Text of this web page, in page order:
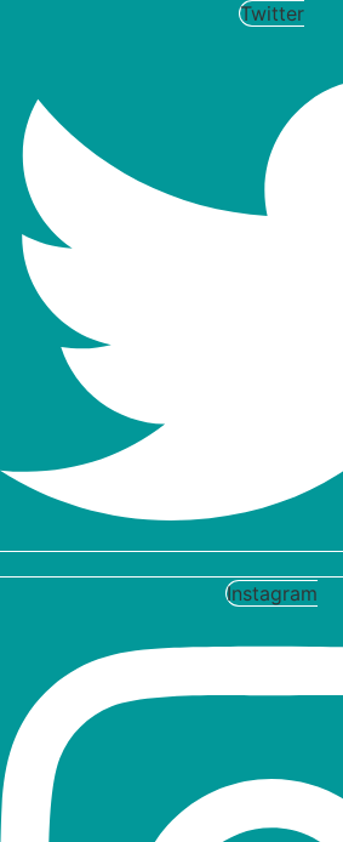
Twitter
Instagram